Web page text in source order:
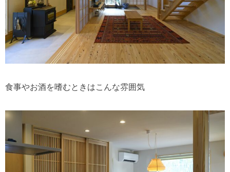
食事やお酒を嗜むときはこんな雰囲気